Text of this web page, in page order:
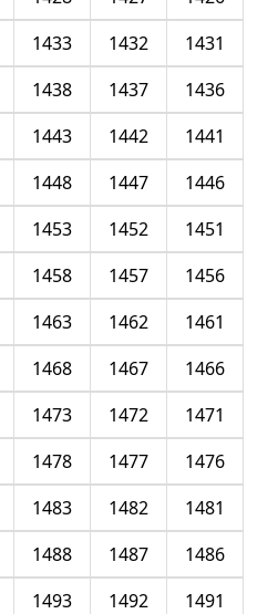
1431
1432
1433
1436
1437
1438
1441
1442
1443
1446
1447
1448
1451
1452
1453
1456
1457
1458
1461
1462
1463
1466
1467
1468
1471
1472
1473
1476
1477
1478
1481
1482
1483
1486
1487
1488
1491
1492
1493